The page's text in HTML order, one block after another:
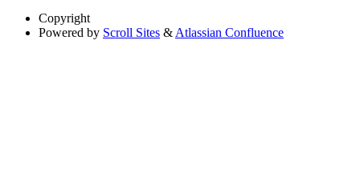
Copyright
Powered by Scroll Sites &Atlassian Confluence